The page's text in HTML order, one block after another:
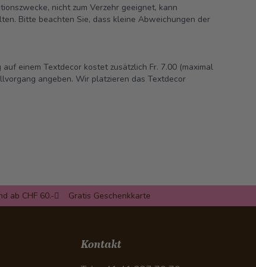
nicht zum Verzehr geeignet, kann
Bitte beachten Sie, dass kleine Abweichungen der
einem Textdecor kostet zusätzlich Fr. 7.00 (maximal
angeben. Wir platzieren das Textdecor
ab CHF 60.- Gratis Geschenkkarte
Kontakt